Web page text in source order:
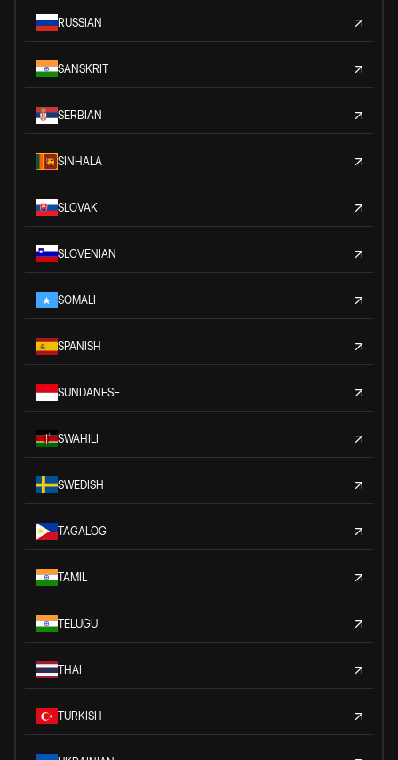
RUSSIAN
SANSKRIT
SERBIAN
SINHALA
SLOVAK
SLOVENIAN
SOMALI
SPANISH
SUNDANESE
SWAHILI
SWEDISH
TAGALOG
TAMIL
TELUGU
THAI
TURKISH